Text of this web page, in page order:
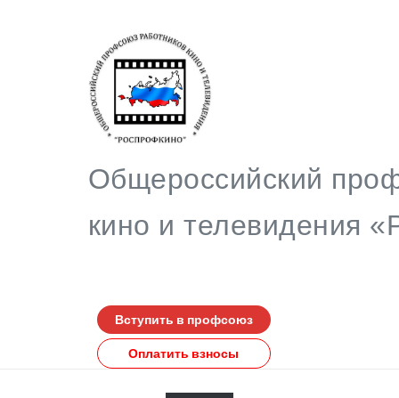
Общероссийский
кино и
Вступить в профсоюз
Оплатить взносы